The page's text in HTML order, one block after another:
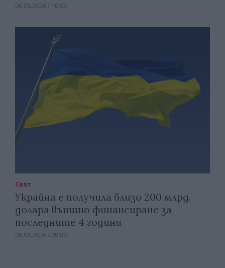
06.08.2026 / 10:00
Свят
Украйна е получила близо 200 млрд.
долара външно финансиране за
последните 4 години
06.08.2026 / 09:00